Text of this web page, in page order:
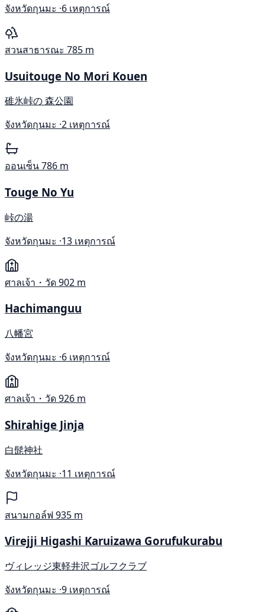
จังหวัดกุนมะ ·6 เหตุการณ์
สวนสาธารณะ 785 m
Usuitouge No Mori Kouen
碓氷峠の 森公園
จังหวัดกุนมะ ·2 เหตุการณ์
ออนเซ็น786 m
Touge No Yu
峠の湯
จังหวัดกุนมะ ·13 เหตุการณ์
ศาลเจ้า・วัด902 m
Hachimanguu
八幡宮
จังหวัดกุนมะ ·6 เหตุการณ์
ศาลเจ้า・วัด926 m
Shirahige Jinja
白髭神社
จังหวัดกุนมะ ·11 เหตุการณ์
สนามกอล์ฟ 935 m
Virejji Higashi Karuizawa Gorufukurabu
ヴィレッジ東軽井沢ゴルフクラブ
จังหวัดกุนมะ ·9 เหตุการณ์